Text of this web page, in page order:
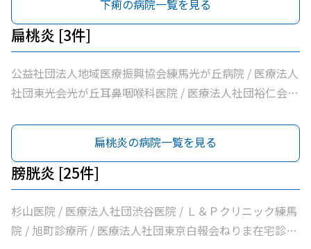
療法人社団裕仁会鈴木耳鼻咽喉科 / 医療法人社団蒼生会高
松医院 / 医療法人社団優腎会優人光が丘クリニック / 光が
丘南佐藤医院 / ささき内科クリニック / 医療法人社団清栄
会加藤医院 / 髙鳥医院 / 医療法人社団誠信会わかばクリニ
ック
団慈誠会慈誠会・光が丘病院 / 公益社団法人地域医療振興
協会練馬光が丘病院 / 医療法人社団健寿の樹きくかわクリ
ニック東館分院内科・老年内科 / 医療法人社団金谷クリニ
ック / 医療法人社団翔真会浜野小児科内科クリニック / 練
馬光が丘内科内視鏡クリニック / 医療法人社団輝恭会いし
クリニック / 医療法人社団ＭＡＥ小林内科クリニック / 医
療法人社団裕仁会鈴木耳鼻咽喉科 / 医療法人社団蒼生会高
松医院 / 医療法人社団優腎会優人光が丘クリニック / 光が
丘南佐藤医院 / ささき内科クリニック / 医療法人社団清栄
会加藤医院 / 髙鳥医院 / 医療法人社団誠信会わかばクリニ
ック
下痢の病院一覧を見る
扁桃炎 [3件]
公益社団法人地域医療振興協会練馬光が丘病院 / 医療法人
社団東光会光が丘耳鼻咽喉科医院 / 医療法人社団裕仁会鈴
扁桃炎の病院一覧を見る
膀胱炎 [25件]
杉山医院 / 医療法人社団渋谷医院 / Ｌ＆Ｐクリニック練馬
院 / 旭町診療所 / 医療法人社団東京白報会ねりま在宅診療